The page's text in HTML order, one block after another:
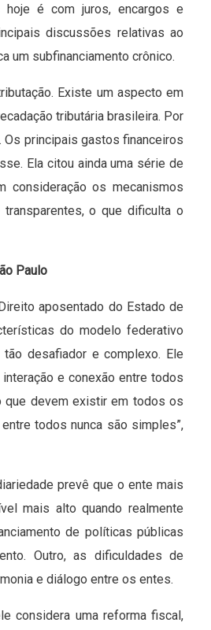
hoje é com juros, encargos e
discussões relativas ao
um subfinanciamento crônico.
Existe um aspecto em
tributária brasileira. Por
Os principais gastos financeiros
Ela citou ainda uma série de
consideração os mecanismos
o que dificulta o
Paulo
aposentado do Estado de
do modelo federativo
desafiador e complexo. Ele
e conexão entre todos
que devem existir em todos os
todos nunca são simples”,
prevê que o ente mais
mais alto quando realmente
de políticas públicas
Outro, as dificuldades de
e diálogo entre os entes.
considera uma reforma fiscal,